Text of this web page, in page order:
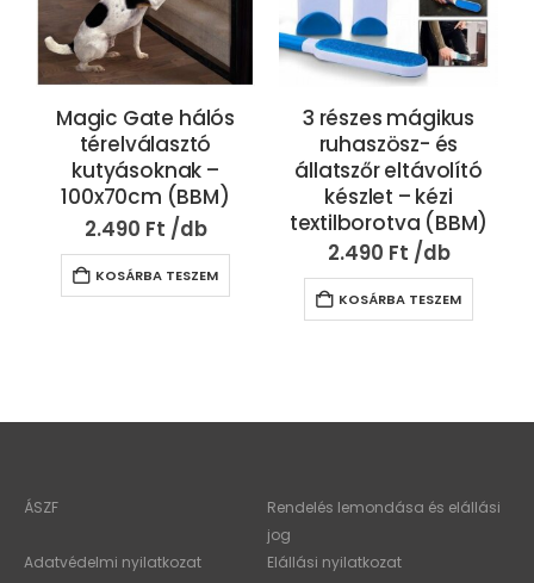
Magic Gate hálós
térelválasztó
kutyásoknak –
100x70cm (BBM)
2.490 Ft
KOSÁRBA TESZEM
3 részes mágikus
ruhaszösz- és
állatszőr eltávolító
készlet – kézi
textilborotva (BBM)
2.490 Ft
KOSÁRBA TESZEM
ÁSZF
Rendelés lemondása és elállási
jog
Adatvédelmi nyilatkozat
Elállási nyilatkozat